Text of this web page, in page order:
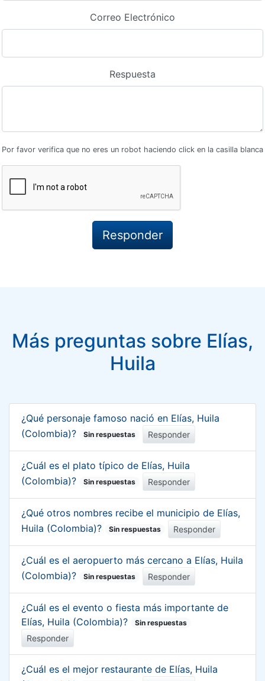
Correo Electrónico
Respuesta
Por favor verifica que no eres un robot haciendo click en la casilla blanca
Más preguntas sobre Elías,
Huila
¿Qué personaje famoso nació en Elías, Huila
(Colombia)?
Sin respuestas Responder
¿Cuál es el plato típico de Elías, Huila
(Colombia)?
Sin respuestas Responder
¿Qué otros nombres recibe el municipio de Elías,
Huila (Colombia)?
Sin respuestas Responder
¿Cuál es el aeropuerto más cercano a Elías, Huila
(Colombia)?
Sin respuestas Responder
¿Cuál es el evento o fiesta más importante de
Elías, Huila (Colombia)?
Sin respuestas
Responder
¿Cuál es el mejor restaurante de Elías, Huila